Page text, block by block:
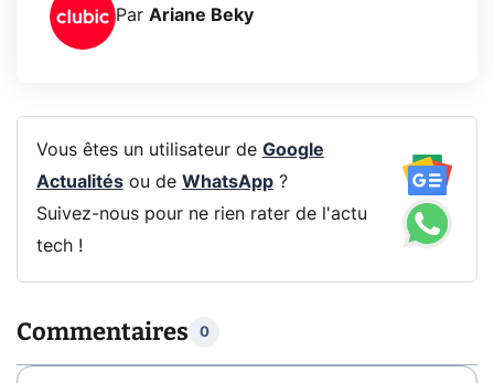
Par Ariane Beky
Vous êtes un utilisateur de Google
Actualitésou de WhatsApp?
Suivez-nous pour ne rien rater de l'actu
tech !
Commentaires 0